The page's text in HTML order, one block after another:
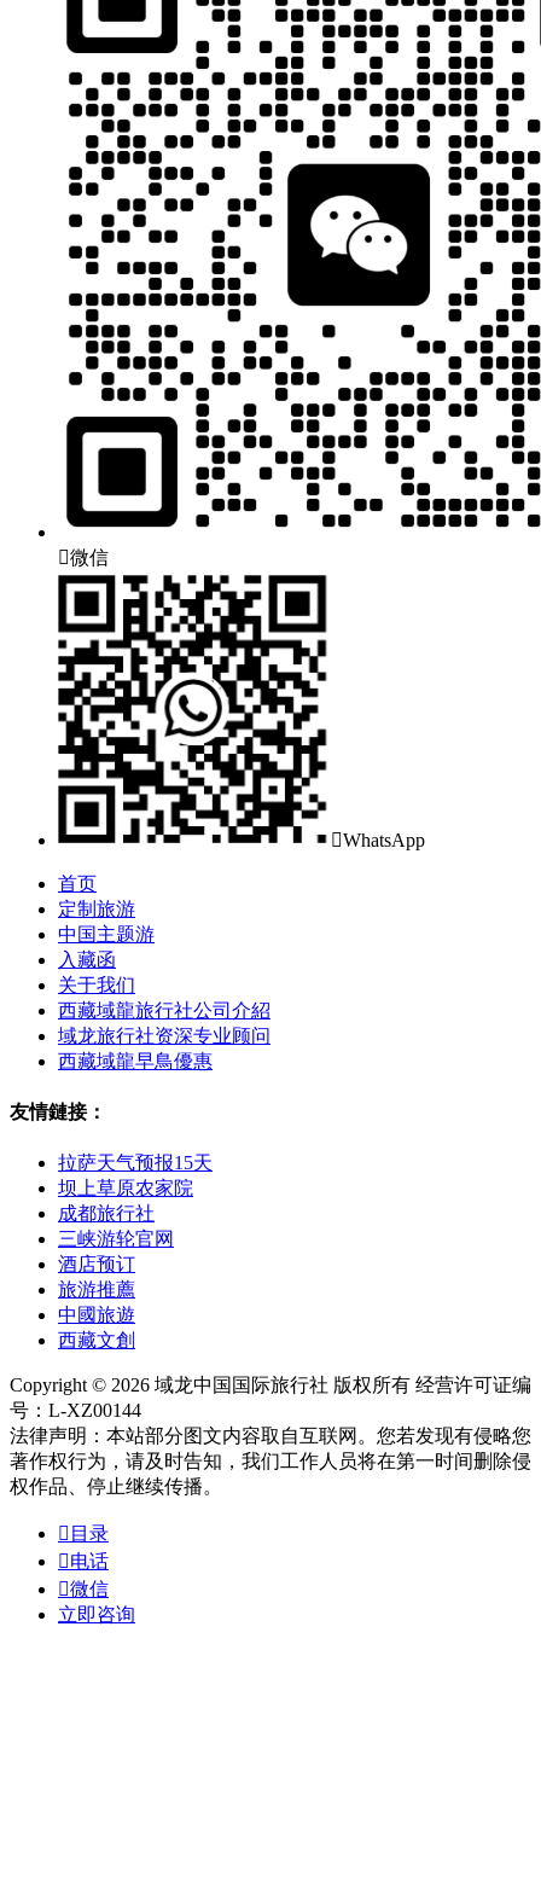
微信
WhatsApp
首页
定制旅游
中国主题游
入藏函
关于我们
西藏域龍旅行社公司介紹
域龙旅行社资深专业顾问
西藏域龍早鳥優惠
友情鏈接：
拉萨天气预报15天
坝上草原农家院
成都旅行社
三峡游轮官网
酒店预订
旅游推薦
中國旅遊
西藏文創
Copyright © 2026 域龙中国国际旅行社 版权所有 经营许可证编
号：L-XZ00144
法律声明：本站部分图文内容取自互联网。您若发现有侵略您
著作权行为，请及时告知，我们工作人员将在第一时间删除侵
权作品、停止继续传播。
 目录
电话
微信
立即咨询